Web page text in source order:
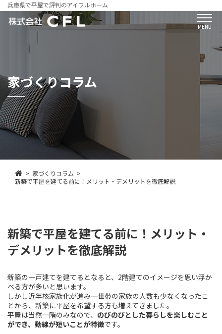
兵庫県で平屋で評判のアイフルホーム
MENU
家づくりコラム
家づくりコラム
新築で平屋を建てる前に！メリット・デメリットを徹底解説
新築で平屋を建てる前に！メリット・
デメリットを徹底解説
新築の一戸建てを建てるとなると、2階建てのイメージを思い浮か
べる方が多いと思います。
しかし近年核家族化が進み一世帯の家族の人数も少なくなったこ
とから、新築に平屋を希望する方も増えてきました。
平屋は当然一階のみなので、 のびのびとした暮らしを楽しむこと
ができ、動線が短いことが特徴です。